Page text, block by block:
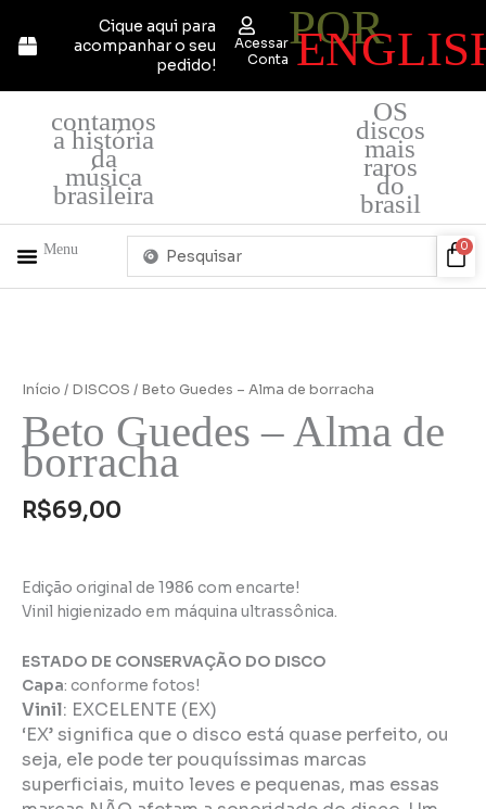
para
Cique aqui para
acompanhar o seu
pedido!
Acessar
Conta
POR
contamos
a história
da
música
brasileira
OS
discos
mais
raros
do
brasil
Menu
Pesquisar
0
Início / DISCOS / Beto Guedes – Alma de borracha
Beto Guedes – Alma de
borracha
R$69,00
Edição original de 1986 com encarte!
Vinil higienizado em máquina ultrassônica.
ESTADO DE CONSERVAÇÃO DO DISCO
Capa: conforme fotos!
Vinil: EXCELENTE (EX)
‘EX’ significa que o disco está quase perfeito, ou
seja, ele pode ter pouquíssimas marcas
superficiais, muito leves e pequenas, mas essas